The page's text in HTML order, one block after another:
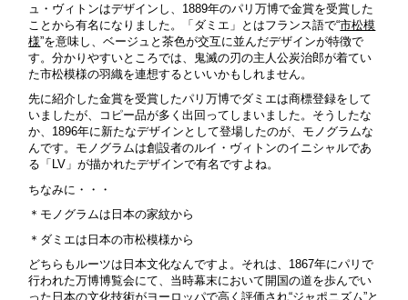
ュ・ヴィトンはデザインし、1889年のパリ万博で金賞を受賞した
ことから有名になりました。「ダミエ」とはフランス語で“市松模
様”を意味し、ベージュと茶色が交互に並んだデザインが特徴で
す。分かりやすいところでは、鬼滅の刃の主人公炭治郎が着てい
た市松模様の羽織を連想するといいかもしれません。
先に紹介した金賞を受賞したパリ万博でダミエは商標登録をして
いましたが、コピー品が多く出回ってしまいました。そうしたな
か、1896年に新たなデザインとして登場したのが、モノグラムな
んです。モノグラムは創設者のルイ・ヴィトンのイニシャルであ
る「LV」が描かれたデザインで有名ですよね。
ちなみに・・・
＊モノグラムは日本の家紋から
＊ダミエは日本の市松模様から
どちらもルーツは日本文化なんですよ。それは、1867年にパリで
行われた万博博覧会にて、当時幕末において開国の道を歩んでい
った日本の文化技術がヨーロッパで高く評価され“ジャポニズム”と